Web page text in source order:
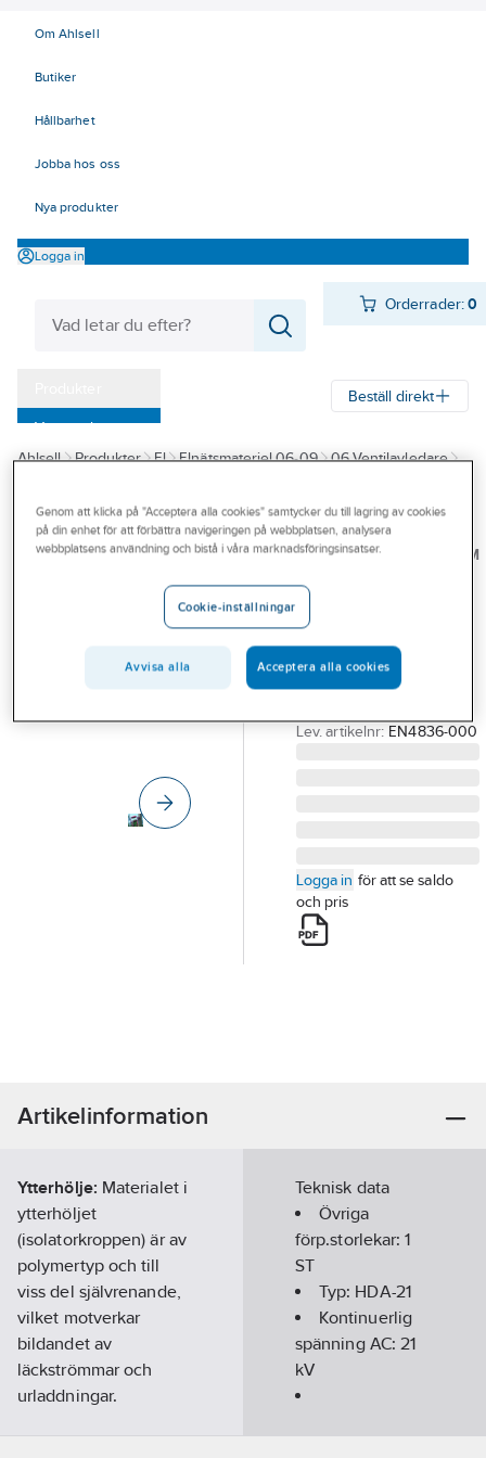
Om Ahlsell
Butiker
Hållbarhet
Jobba hos oss
Nya produkter
Logga in
Orderrader:0
Varumärken
Kampanjer
Outlet
Branscher
Beställ direkt
Ahlsell Produkter El Elnätsmateriel 06-09
06 Ventilavledare
TE
CONNECTIVITY/RAYCHEM
Ventilavledare
24kV
VENTILAVLEDARE
HDA-21MA-NFH
Lev. artikelnr: EN4836-000
Logga in för att se saldo
och pris
Artikelinformation
Ytterhölje: Materialet i
ytterhöljet
(isolatorkroppen) är av
polymertyp och till
viss del självrenande,
vilket motverkar
bildandet av
läckströmmar och
urladdningar.
Teknisk data
Övriga
förp.storlekar:1
ST
Typ: HDA-21
Kontinuerlig
spänning AC:21
kV
Genom att klicka på "Acceptera alla cookies" samtycker du till lagring av cookies
på din enhet för att förbättra navigeringen på webbplatsen, analysera
webbplatsens användning och bistå i våra marknadsföringsinsatser.
Cookie-inställningar
Avvisa alla Acceptera alla cookies